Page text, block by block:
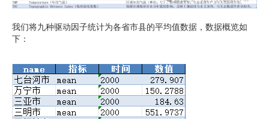
我们将九种驱动因子统计为各省市县的平均值数据，数据概览如
下：